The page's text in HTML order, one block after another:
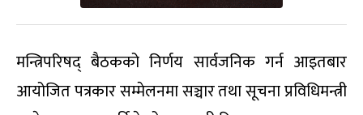
मन्त्रिपरिषद् बैठकको निर्णय सार्वजनिक गर्न आइतबार
आयोजित पत्रकार सम्मेलनमा सञ्चार तथा सूचना प्रविधिमन्त्री